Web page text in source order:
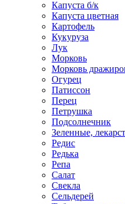
Капуста б/к
Капуста цветная
Картофель
Кукуруза
Лук
Морковь
Морковь
Огурец
Патиссон
Перец
Петрушка
Подсолнечник
Зеленные,
Редис
Редька
Репа
Салат
Свекла
Сельдерей